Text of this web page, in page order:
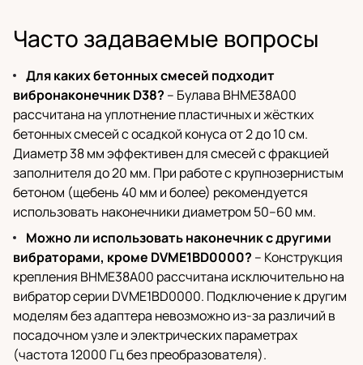
Часто задаваемые вопросы
Для каких бетонных смесей подходит
вибронаконечник D38? – Булава BHME38A00
рассчитана на уплотнение пластичных и жёстких
бетонных смесей с осадкой конуса от 2 до 10 см.
Диаметр 38 мм эффективен для смесей с фракцией
заполнителя до 20 мм. При работе с крупнозернистым
бетоном (щебень 40 мм и более) рекомендуется
использовать наконечники диаметром 50–60 мм.
Можно ли использовать наконечник с другими
вибраторами, кроме DVME1BD0000? – Конструкция
крепления BHME38A00 рассчитана исключительно на
вибратор серии DVME1BD0000. Подключение к другим
моделям без адаптера невозможно из-за различий в
посадочном узле и электрических параметрах
(частота 12000 Гц без преобразователя).